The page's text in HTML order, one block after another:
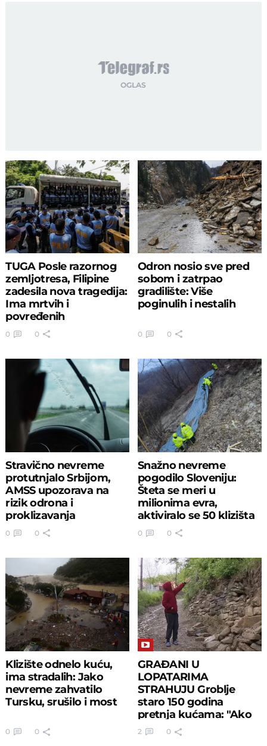
TUGA Posle razornog
zemljotresa, Filipine
zadesila nova tragedija:
Ima mrtvih i
povređenih
0 0
Odron nosio sve pred
sobom i zatrpao
gradilište: Više
poginulih i nestalih
0 0
Stravično nevreme
protutnjalo Srbijom,
AMSS upozorava na
rizik odrona i
proklizavanja
0 0
Snažno nevreme
pogodilo Sloveniju:
Šteta se meri u
milionima evra,
aktiviralo se 50 klizišta
0 0
Klizište odnelo kuću,
ima stradalih: Jako
nevreme zahvatilo
Tursku, srušilo i most
0 0
GRAĐANI U
LOPATARIMA
STRAHUJU Groblje
staro 150 godina
pretnja kućama: "Ako
se zid sruši, PADAĆE
MRTVI"
2 0